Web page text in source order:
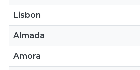
Lisbon
Almada
Amora